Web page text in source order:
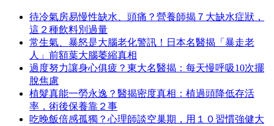
待冷氣房易慢性缺水、頭痛？營養師揭７大缺水症狀，
這２種飲料別過量
常生氣、暴怒是大腦老化警訊！日本名醫揭「暴走老
人」前額葉大腦萎縮真相
過度努力讓身心俱疲？東大名醫揭：每天慢呼吸10次擺
脫焦慮
植髮真能一勞永逸？醫揭密度真相：植過頭降低存活
率，術後保養靠２事
吃晚飯倍感孤獨？心理師談空巢期，用１０習慣強健大